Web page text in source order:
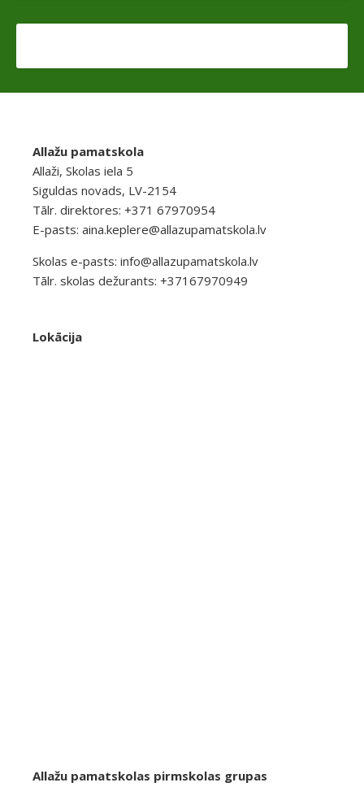
Allažu pamatskola
Allaži, Skolas iela 5
Siguldas novads, LV-2154
Tālr. direktores: +371 67970954
E-pasts: aina.keplere@allazupamatskola.lv
Skolas e-pasts: info@allazupamatskola.lv
Tālr. skolas dežurants: +37167970949
Lokācija
Allažu pamatskolas pirmskolas grupas